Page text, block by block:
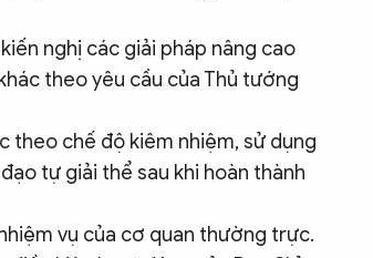
nghị các giải pháp nâng cao
theo yêu cầu của Thủ tướng
theo chế độ kiêm nhiệm, sử dụng
tự giải thể sau khi hoàn thành
vụ của cơ quan thường trực.